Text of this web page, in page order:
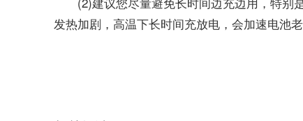
发热加剧，高温下长时间充放电，会加速电池老